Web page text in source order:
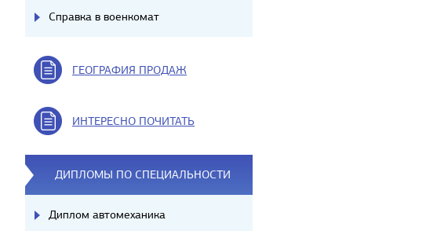
Справка в военкомат
ГЕОГРАФИЯ ПРОДАЖ
ИНТЕРЕСНО ПОЧИТАТЬ
ДИПЛОМЫ ПО СПЕЦИАЛЬНОСТИ
Диплом автомеханика